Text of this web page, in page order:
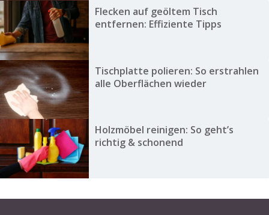
Flecken auf geöltem Tisch
entfernen: Effiziente Tipps
Tischplatte polieren: So erstrahlen
alle Oberflächen wieder
Holzmöbel reinigen: So geht’s
richtig & schonend